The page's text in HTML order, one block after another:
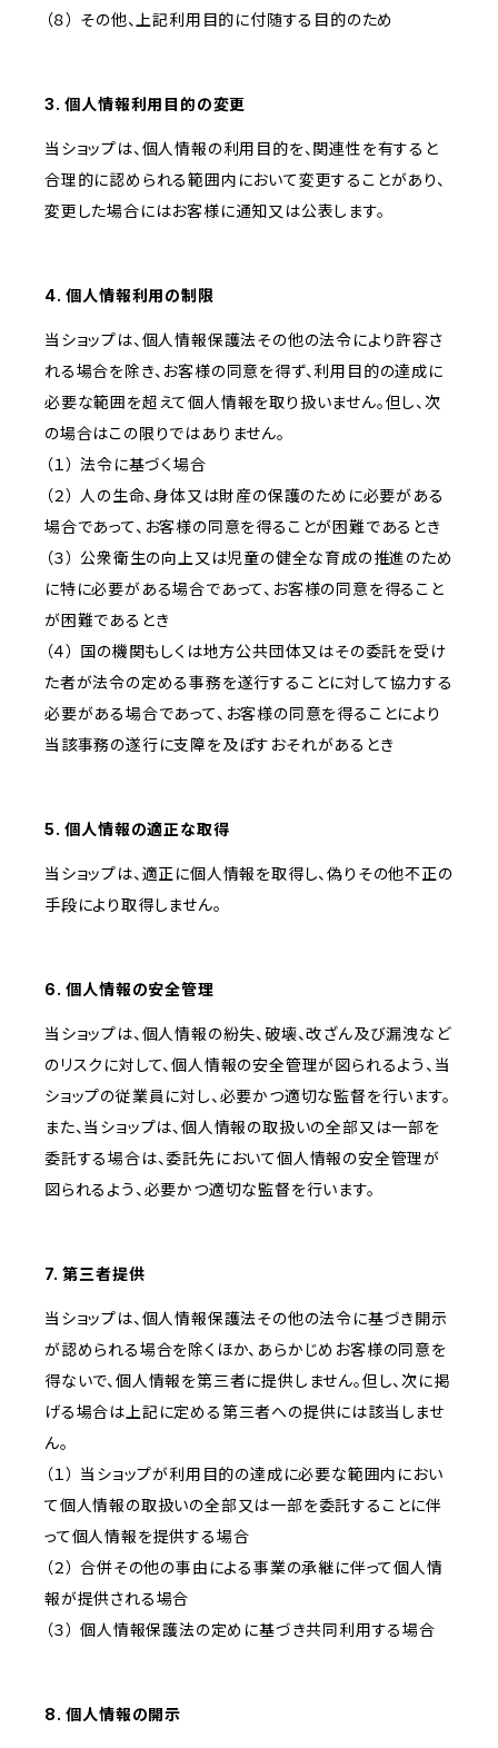
（８） その他、上記利用目的に付随する目的のため
3. 個人情報利用目的の変更
当ショップは、個人情報の利用目的を、関連性を有すると
合理的に認められる範囲内において変更することがあり、
変更した場合にはお客様に通知又は公表します。
4. 個人情報利用の制限
当ショップは、個人情報保護法その他の法令により許容さ
れる場合を除き、お客様の同意を得ず、利用目的の達成に
必要な範囲を超えて個人情報を取り扱いません。但し、次
の場合はこの限りではありません。
（１） 法令に基づく場合
（２） 人の生命、身体又は財産の保護のために必要がある
場合であって、お客様の同意を得ることが困難であるとき
（３） 公衆衛生の向上又は児童の健全な育成の推進のため
に特に必要がある場合であって、お客様の同意を得ること
が困難であるとき
（４） 国の機関もしくは地方公共団体又はその委託を受け
た者が法令の定める事務を遂行することに対して協力する
必要がある場合であって、お客様の同意を得ることにより
当該事務の遂行に支障を及ぼすおそれがあるとき
5. 個人情報の適正な取得
当ショップは、適正に個人情報を取得し、偽りその他不正の
手段により取得しません。
6. 個人情報の安全管理
当ショップは、個人情報の紛失、破壊、改ざん及び漏洩など
のリスクに対して、個人情報の安全管理が図られるよう、当
ショップの従業員に対し、必要かつ適切な監督を行います。
また、当ショップは、個人情報の取扱いの全部又は一部を
委託する場合は、委託先において個人情報の安全管理が
図られるよう、必要かつ適切な監督を行います。
7. 第三者提供
当ショップは、個人情報保護法その他の法令に基づき開示
が認められる場合を除くほか、あらかじめお客様の同意を
得ないで、個人情報を第三者に提供しません。但し、次に掲
げる場合は上記に定める第三者への提供には該当しませ
ん。
（１） 当ショップが利用目的の達成に必要な範囲内におい
て個人情報の取扱いの全部又は一部を委託することに伴
って個人情報を提供する場合
（２） 合併その他の事由による事業の承継に伴って個人情
報が提供される場合
（３） 個人情報保護法の定めに基づき共同利用する場合
8. 個人情報の開示